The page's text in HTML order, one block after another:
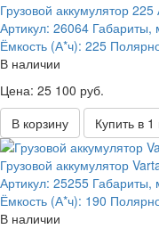
Грузовой аккумулятор
Артикул: 26064
Ёмкость (А*ч): 225
В наличии
Цена: 25 100 руб.
В корзину
Купить в 1
Грузовой аккумулятор
Артикул: 25255
Ёмкость (А*ч): 190
В наличии